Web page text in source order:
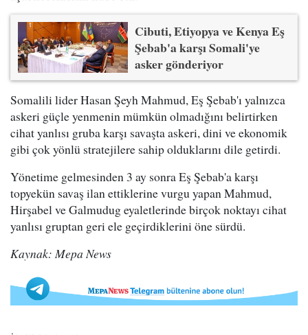
Cibuti, Etiyopya ve Kenya Eş
Şebab'a karşı Somali'ye
asker gönderiyor
Somalili lider Hasan Şeyh Mahmud, Eş Şebab'ı yalnızca
askeri güçle yenmenin mümkün olmadığını belirtirken
cihat yanlısı gruba karşı savaşta askeri, dini ve ekonomik
gibi çok yönlü stratejilere sahip olduklarını dile getirdi.
Yönetime gelmesinden 3 ay sonra Eş Şebab'a karşı
topyekün savaş ilan ettiklerine vurgu yapan Mahmud,
Hirşabel ve Galmudug eyaletlerinde birçok noktayı cihat
yanlısı gruptan geri ele geçirdiklerini öne sürdü.
Kaynak: Mepa News